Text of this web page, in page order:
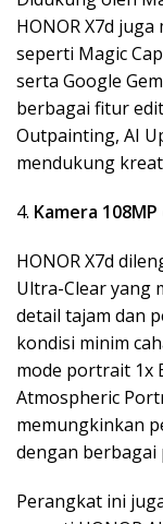
HONOR X7d
seperti Magic
serta Google
berbagai fitur
Outpainting, AI
mendukung
4. Kamera
HONOR X7d
Ultra-Clear yang
detail tajam dan
kondisi minim
mode portrait 1x
Atmospheric
memungkinkan
dengan berbagai
Perangkat ini